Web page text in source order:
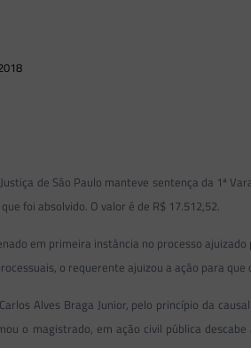
de São Paulo manteve sentença da 1ª
foi absolvido. O valor é de R$ 17.512,52.
em primeira instância no processo
o requerente ajuizou a ação para
Alves Braga Junior, pelo princípio da
o magistrado, em ação civil pública